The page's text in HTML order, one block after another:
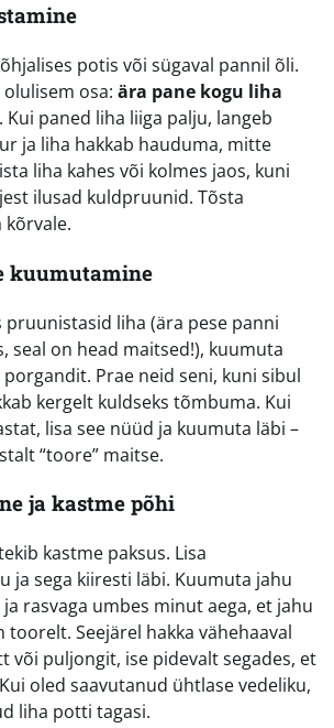
potis või sügaval pannil õli.
osa: ära pane kogu liha
. Kui paned liha liiga palju, langeb
ja liha hakkab hauduma, mitte
liha kahes või kolmes jaos, kuni
ilusad kuldpruunid. Tõsta
kuumutamine
pruunistasid liha (ära pese panni
seal on head maitsed!), kuumuta
Prae neid seni, kuni sibul
kergelt kuldseks tõmbuma. Kui
lisa see nüüd ja kuumuta läbi –
“toore” maitse.
ja kastme põhi
kastme paksus. Lisa
ja sega kiiresti läbi. Kuumuta jahu
rasvaga umbes minut aega, et jahu
toorelt. Seejärel hakka vähehaaval
või puljongit, ise pidevalt segades, et
oled saavutanud ühtlase vedeliku,
liha potti tagasi.